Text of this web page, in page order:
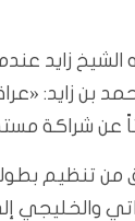
زايد
بن زايد:
عن شراكة
من تنظيم
والخليجي